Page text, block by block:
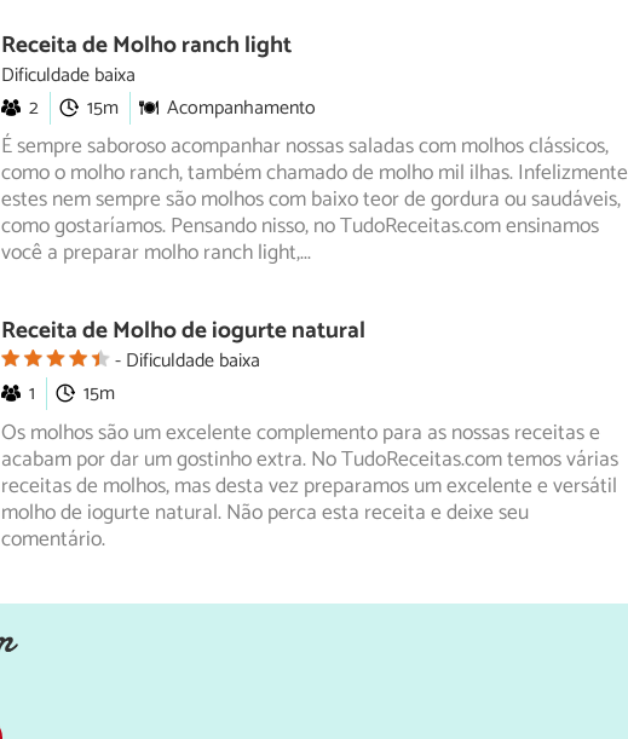
Receita de Molho ranch light
Dificuldade baixa
2
15m Acompanhamento
É sempre saboroso acompanhar nossas saladas com molhos clássicos,
como o molho ranch, também chamado de molho mil ilhas. Infelizmente
estesnem sempre são molhos com baixo teor de gordura ou saudáveis,
como gostaríamos. Pensando nisso, no TudoReceitas.com ensinamos
você a preparar molho ranch light,...
Receita de Molho de iogurte natural
Dificuldade baixa
1
15m
Os molhos são um excelente complemento para as nossas receitas e
acabam por dar um gostinho extra. No TudoReceitas.com temos várias
receitasde molhos, mas desta vez preparamos um excelente e versátil
molho de iogurte natural. Não perca esta receita e deixe seu
comentário.